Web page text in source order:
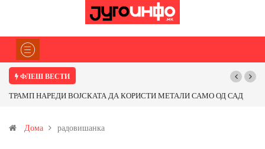
ФЛЕШ ВЕСТИ
САД
Почнува реконструкцијата на улицата „5-ти Ноември“ во Струмица
Дома радовишанка